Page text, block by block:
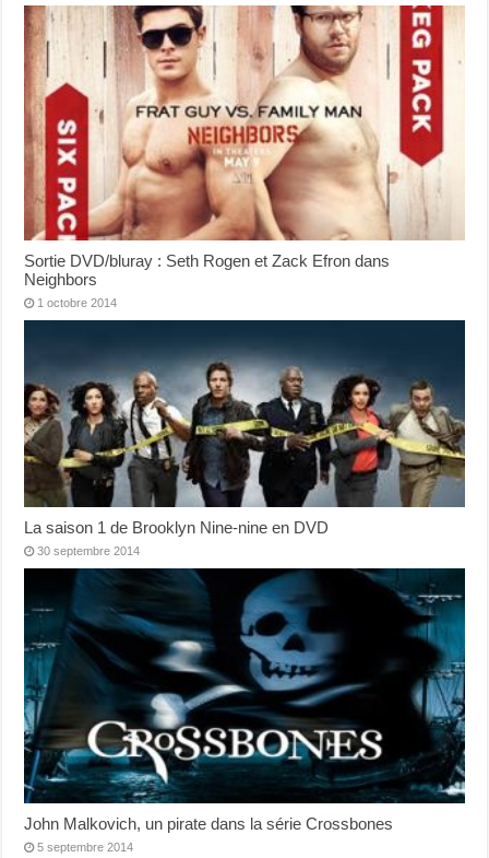
Sortie DVD/bluray : Seth Rogen et Zack Efron dans
Neighbors
1 octobre 2014
La saison 1 de Brooklyn Nine-nine en DVD
30 septembre 2014
John Malkovich, un pirate dans la série Crossbones
5 septembre 2014